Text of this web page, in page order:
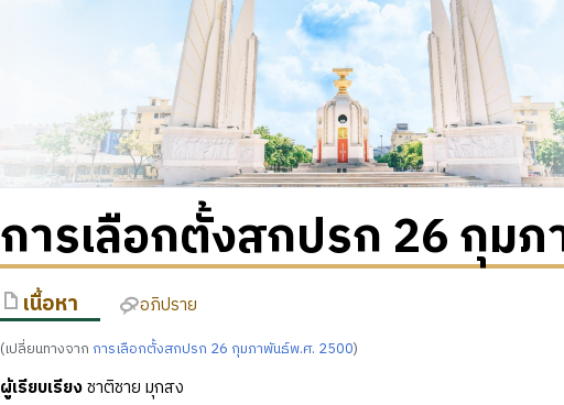
การเลือกตั้งสกปรก 26 กุม
เนื้อหา อภิปราย
(เปลี่ยนทางจาก การเลือกตั้งสกปรก 26 กุมภาพันธ์พ.ศ. 2500)
ผู้เรียบเรียงชาติชาย มุกสง